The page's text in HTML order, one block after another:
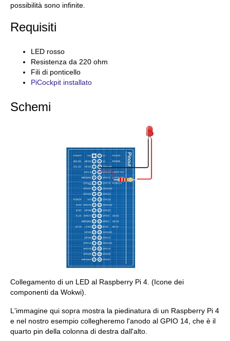
possibilità sono infinite.
Requisiti
LED rosso
Resistenza da 220 ohm
Fili di ponticello
PiCockpit installato
Schemi
Collegamento di un LED al Raspberry Pi 4. (Icone dei
componenti da Wokwi).
L'immagine qui sopra mostra la piedinatura di un Raspberry Pi 4
e nel nostro esempio collegheremo l'anodo al GPIO 14, che è il
quarto pin della colonna di destra dall'alto.